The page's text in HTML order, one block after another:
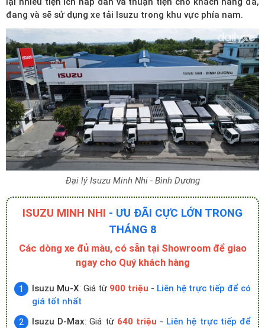
đang và sẽ sử dụng xe tải Isuzu trong khu vực phía nam.
Đại lý Isuzu Minh Nhi - Bình Dương
ISUZU MINH NHI - ƯU ĐÃI CỰC LỚN TRONG
THÁNG 8
Các dòng xe đủ màu, có sẵn tại Showroom để giao
ngay cho Quý khách hàng
Isuzu Mu-X: Giá từ 900 triệu - Liên hệ trực tiếp để có
giá tốt nhất
Isuzu D-Max: Giá từ 640 triệu - Liên hệ trực tiếp để